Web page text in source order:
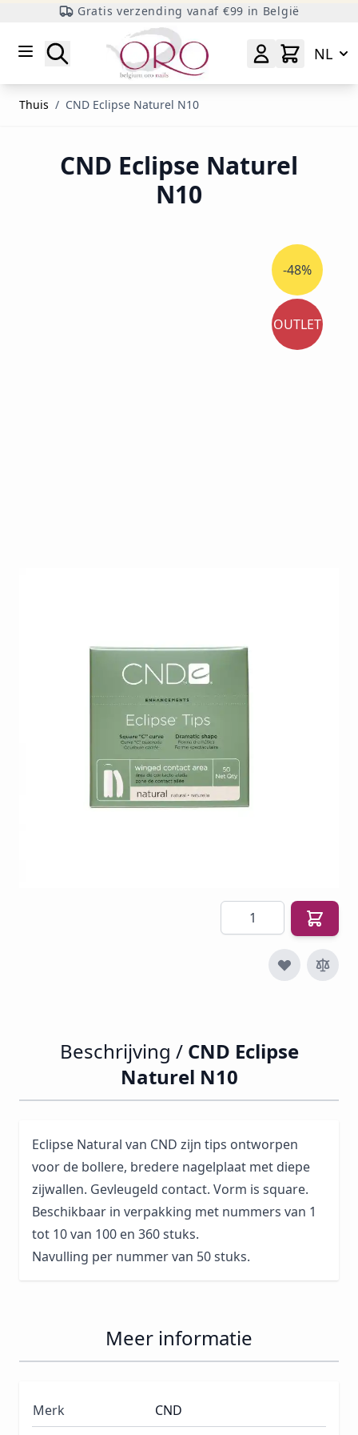
Gratis verzending vanaf €99 in België
Zoeken
NL
Thuis / CND Eclipse Naturel N10
CND Eclipse Naturel
N10
-48%
OUTLET
bollere, bredere nagelplaat met diepe zijwallen.
Gevleugeld contact. Vorm is square.
Op voorraad
CND-EN10
€ 11,50
Aantal
Beschrijving / CND Eclipse
Naturel N10
Eclipse Natural van CND zijn tips ontworpen
voor de bollere, bredere nagelplaat met diepe
zijwallen. Gevleugeld contact. Vorm is square.
Beschikbaar in verpakking met nummers van 1
tot 10 van 100 en 360 stuks.
Navulling per nummer van 50 stuks.
Meer informatie
Merk
CND